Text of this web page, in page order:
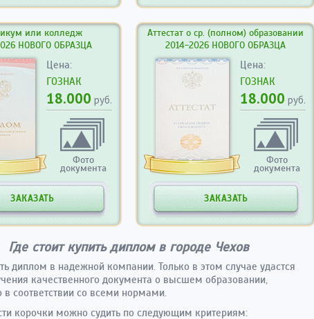
или колледж
НОВОГО ОБРАЗЦА
Цена:
ГОЗНАК
18.000 руб.
Фото
документа
ЗАКАЗАТЬ
Аттестат о ср. (полном) образовании
2014-2026 НОВОГО ОБРАЗЦА
Цена:
ГОЗНАК
18.000 руб.
Фото
документа
ЗАКАЗАТЬ
Где стоит купить диплом в городе Чехов
диплом в надежной компании. Только в этом случае удастся
качественного документа о высшем образовании,
в соответствии со всеми нормами.
корочки можно судить по следующим критериям: